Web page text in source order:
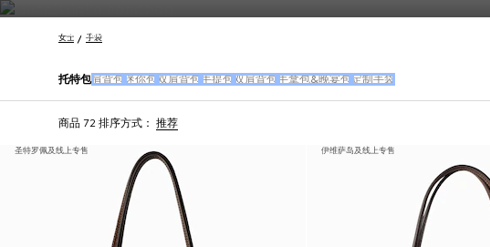
联系我们
女士 手袋
托特包肩背包 迷你包 双肩背包 手提包 双肩背包 手拿包&晚宴包 定制手袋
商品 72 排序方式： 推荐
圣特罗佩及线上专售 伊维萨岛及线上专售